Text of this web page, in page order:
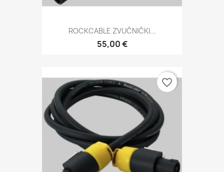
ROCKCABLE ZVUČNIČKI...
55,00 €
favorite_border